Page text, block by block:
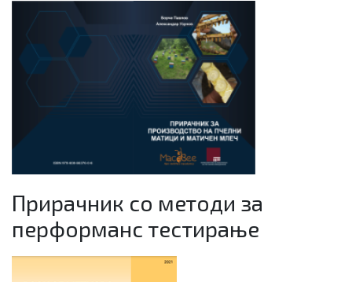
Прирачник со методи за
перформанс тестирање